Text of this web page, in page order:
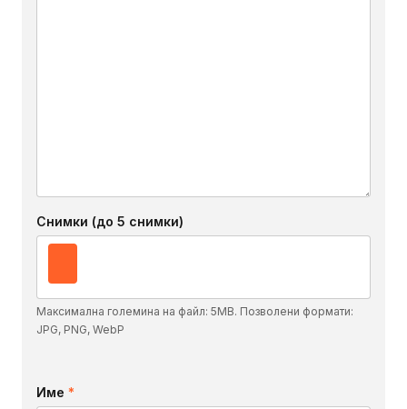
Снимки (до 5 снимки)
Максимална големина на файл: 5MB. Позволени формати:
JPG, PNG, WebP
Име *